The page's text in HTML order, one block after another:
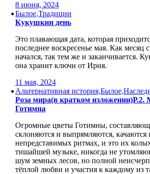
8 июня, 2024
Былое,Традиции
Кукушкин день
Это плавающая дата, которая
последнее воскресенье мая. Как
начался, так тем же и заканчивается.
она хранит ключи от Ирия.
11 мая, 2024
Альтернативная
Роза мира(в кратком
Готимна
Огромные цветы Готимны,
склоняются и выпрямляются, качаются
непредставимых ритмах, и это их
тишайшей музыке, никогда не
шум земных лесов, но полной
тёплой любви и участия к каждому из